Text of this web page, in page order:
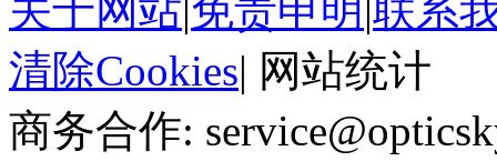
关于网站 免责申明 联系
清除Cookies| 网站统计
商务合作: